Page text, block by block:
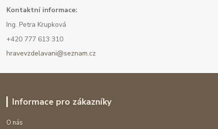
Kontaktní informace:
Ing. Petra Krupková
+420 777 613 310
hravevzdelavani@seznam.cz
Informace pro zákazníky
O nás